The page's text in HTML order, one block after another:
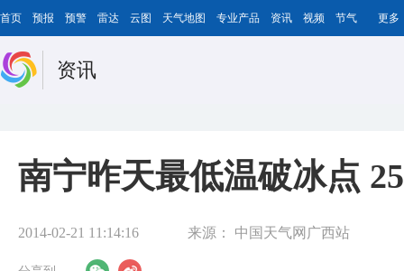
首页 预报 预警 雷达 云图 天气地图 专业产品 资讯 视频 节气 更多
资讯
南宁昨天最低温破冰点
2014-02-21 11:14:16 来源： 中国天气网广西站